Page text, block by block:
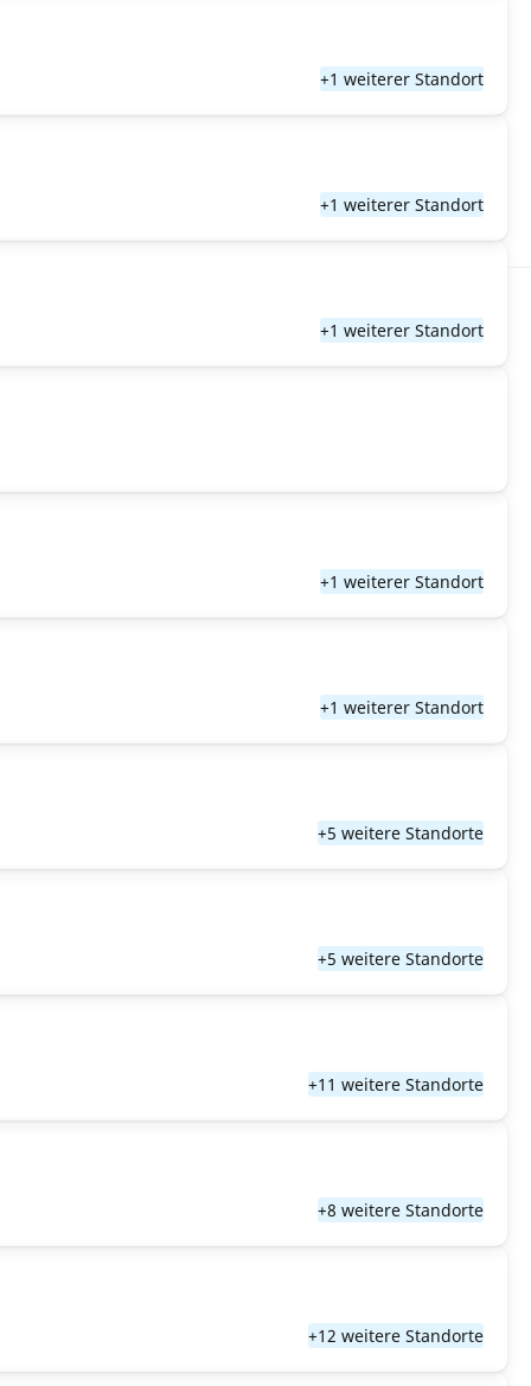
+1 weiterer Standort
+1 weiterer Standort
+1 weiterer Standort
+1 weiterer Standort
+1 weiterer Standort
+5 weitere Standorte
+5 weitere Standorte
+11 weitere Standorte
+8 weitere Standorte
+12 weitere Standorte